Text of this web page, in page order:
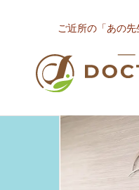
ご近所の「あの